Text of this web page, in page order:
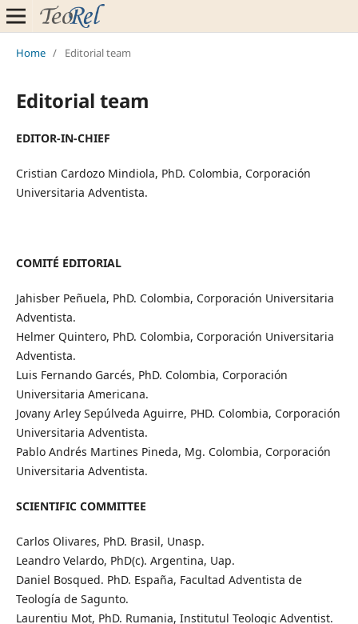
Home / Editorial team
Editorial team
EDITOR-IN-CHIEF
Cristian Cardozo Mindiola, PhD. Colombia, Corporación
Universitaria Adventista.
COMITÉ EDITORIAL
Jahisber Peñuela, PhD. Colombia, Corporación Universitaria
Adventista.
Helmer Quintero, PhD. Colombia, Corporación Universitaria
Adventista.
Luis Fernando Garcés, PhD. Colombia, Corporación
Universitaria Americana.
Jovany Arley Sepúlveda Aguirre, PHD. Colombia, Corporación
Universitaria Adventista.
Pablo Andrés Martines Pineda, Mg. Colombia, Corporación
Universitaria Adventista.
SCIENTIFIC COMMITTEE
Carlos Olivares, PhD. Brasil, Unasp.
Leandro Velardo, PhD(c). Argentina, Uap.
Daniel Bosqued. PhD. España, Facultad Adventista de
Teología de Sagunto.
Laurentiu Mot, PhD. Rumania, Institutul Teologic Adventist.